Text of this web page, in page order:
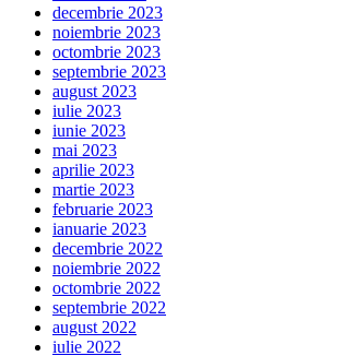
decembrie 2023
noiembrie 2023
octombrie 2023
septembrie 2023
august 2023
iulie 2023
iunie 2023
mai 2023
aprilie 2023
martie 2023
februarie 2023
ianuarie 2023
decembrie 2022
noiembrie 2022
octombrie 2022
septembrie 2022
august 2022
iulie 2022